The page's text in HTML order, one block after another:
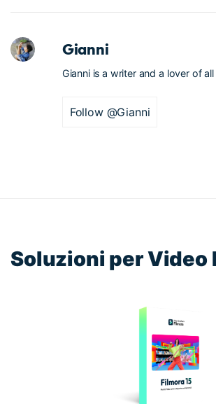
Gianni
Gianni is a writer and a lover of
Follow @Gianni
Soluzioni per Video